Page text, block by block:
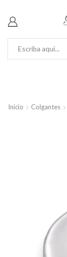
Inicio Colgantes